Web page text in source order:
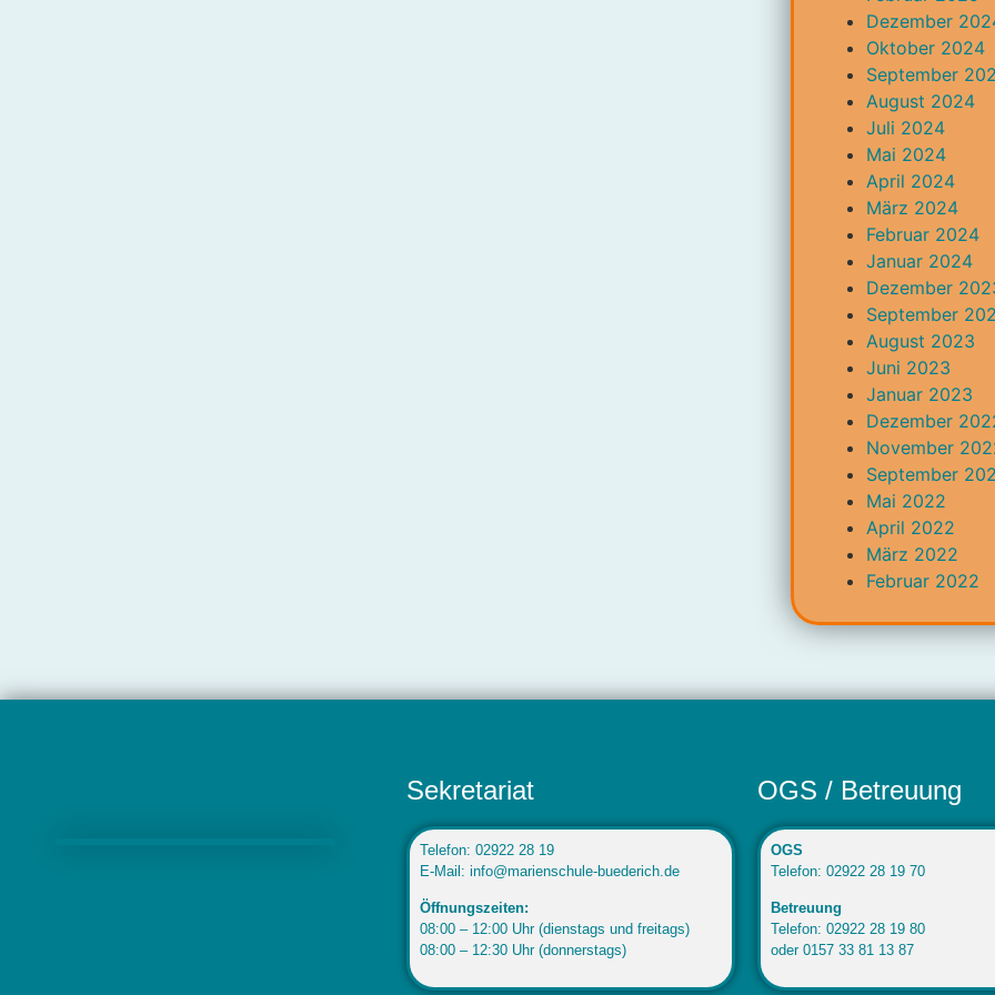
Dezember
Oktober 2024
September
August 2024
Juli 2024
Mai 2024
April 2024
März 2024
Februar 2024
Januar 2024
Dezember
September
August 2023
Juni 2023
Januar 2023
Dezember
November
September
Mai 2022
April 2022
März 2022
Februar 2022
Sekretariat
Telefon: 02922 28 19
E-Mail: info@marienschule-buederich.de
Öffnungszeiten:
08:00 – 12:00 Uhr (dienstags und freitags)
08:00 – 12:30 Uhr (donnerstags)
OGS / Betreuung
OGS
Telefon: 02922 28 19 70
Betreuung
Telefon: 02922 28 19 80
oder 0157 33 81 13 87